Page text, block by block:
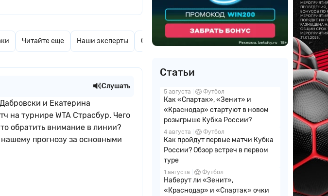
Читайте еще Наши эксперты Ставки дня Актуальные новости Комментарии
Слушать
и Екатерина
на турнире WTA Страсбур. Чего
обратить внимание в линии?
прогнозу за основными
Статьи
5 августа Футбол
Как «Спартак», «Зенит» и
«Краснодар» стартуют в новом
розыгрыше Кубка России?
4 августа Футбол
Как пройдут первые матчи Кубка
России? Обзор встреч в первом
туре
1 августа Футбол
Наберут ли «Зенит»,
«Краснодар» и «Спартак» очки